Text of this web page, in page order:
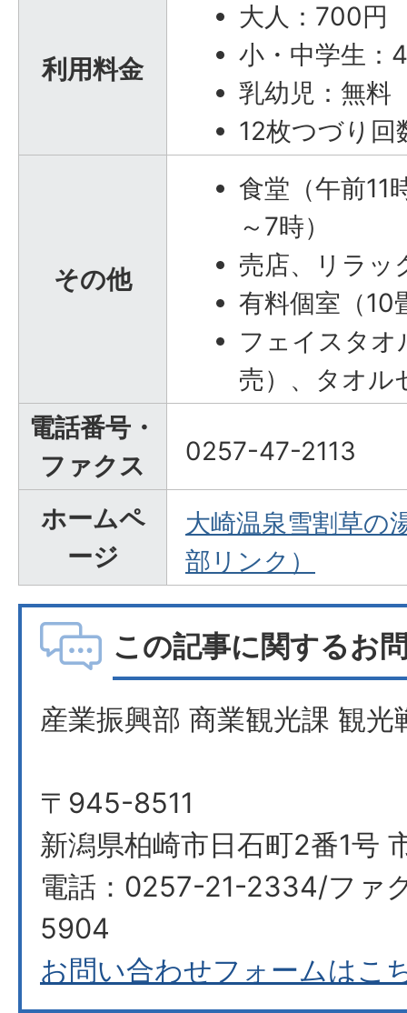
利用料金
大人：700円
小・中学生：
乳幼児：無料
12枚つづり回
その他
食堂（午前11
～7時）
売店、リラッ
有料個室（10
フェイスタオ
売）、タオル
電話番号・
ファクス
0257-47-2113
ホームペ
ージ
大崎温泉雪割草の
部リンク）
この記事に関するお
産業振興部 商業観光課 観光
〒945-8511
新潟県柏崎市日石町2番1号
電話：0257-21-2334/ファ
5904
お問い合わせフォームはこ